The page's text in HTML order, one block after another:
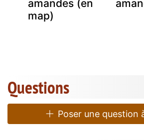
amandes (en
map)
Questions
Poser une question